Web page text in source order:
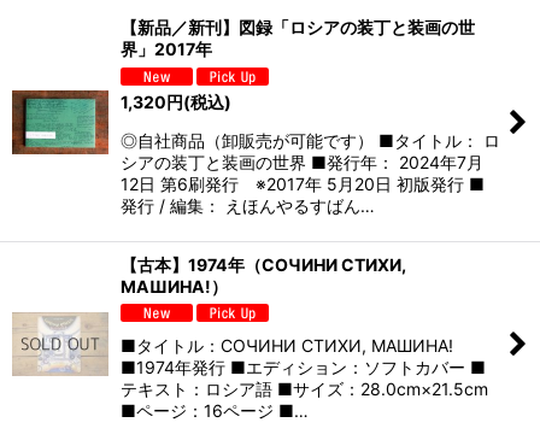
【新品／新刊】図録「ロシアの装丁と装画の世
界」2017年
1,320円(税込)
◎自社商品（卸販売が可能です） ■タイトル： ロ
シアの装丁と装画の世界 ■発行年： 2024年7月
12日 第6刷発行 ※2017年 5月20日 初版発行 ■
発行 / 編集： えほんやるすばん…
【古本】1974年（СОЧИНИ СТИХИ,
МАШИНА!）
■タイトル：СОЧИНИ СТИХИ, МАШИНА!
■1974年発行 ■エディション：ソフトカバー ■
テキスト：ロシア語 ■サイズ：28.0cm×21.5cm
■ページ：16ページ ■…